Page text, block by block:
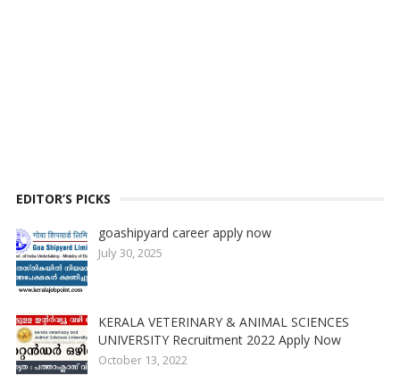
EDITOR’S PICKS
goashipyard career apply now
July 30, 2025
KERALA VETERINARY & ANIMAL SCIENCES
UNIVERSITY Recruitment 2022 Apply Now
October 13, 2022